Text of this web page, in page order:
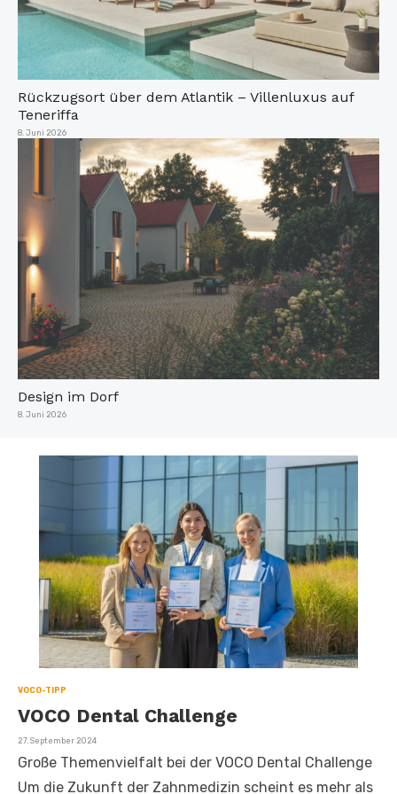
Rückzugsort über dem Atlantik – Villenluxus auf
Teneriffa
Veröffentlicht
8. Juni 2026
Design im Dorf
Veröffentlicht
8. Juni 2026
VOCO-TIPP
VOCO Dental Challenge
Veröffentlicht
27. September 2024
Große Themenvielfalt bei der VOCO Dental Challenge
Um die Zukunft der Zahnmedizin scheint es mehr als